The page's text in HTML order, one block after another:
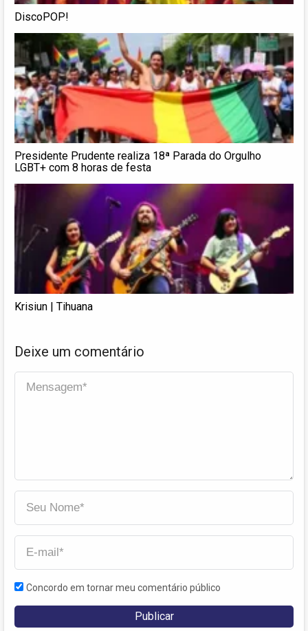
DiscoPOP!
Presidente Prudente realiza 18ª Parada do Orgulho
LGBT+ com 8 horas de festa
Krisiun | Tihuana
Deixe um comentário
Concordo em tornar meu comentário público